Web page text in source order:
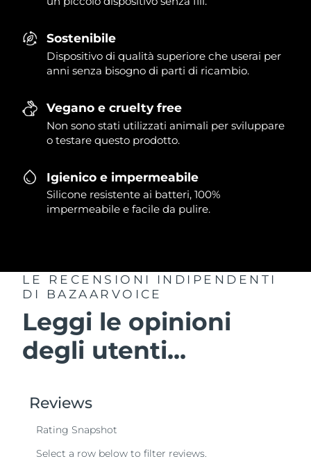
Sostenibile
Dispositivo di qualità superiore che userai per
anni senza bisogno di parti di ricambio.
Vegano e cruelty free
Non sono stati utilizzati animali per sviluppare
o testare questo prodotto.
Igienico e impermeabile
Silicone resistente ai batteri, 100%
impermeabile e facile da pulire.
LE RECENSIONI INDIPENDENTI
DI BAZAARVOICE
Leggi le opinioni
degli utenti...